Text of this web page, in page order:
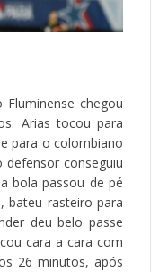
chegou
Arias tocou para
para o colombiano
conseguiu
bola passou de pé
bateu rasteiro para
deu belo passe
cara a cara com
26 minutos, após